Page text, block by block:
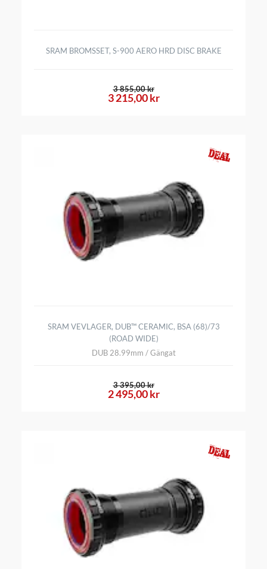
SRAM BROMSSET, S-900 AERO HRD DISC BRAKE
3 215,00 kr
3 855,00 kr
SRAM VEVLAGER, DUB™ CERAMIC, BSA (68)/73
(ROAD WIDE)
DUB 28.99mm / Gängat
2 495,00 kr
3 395,00 kr